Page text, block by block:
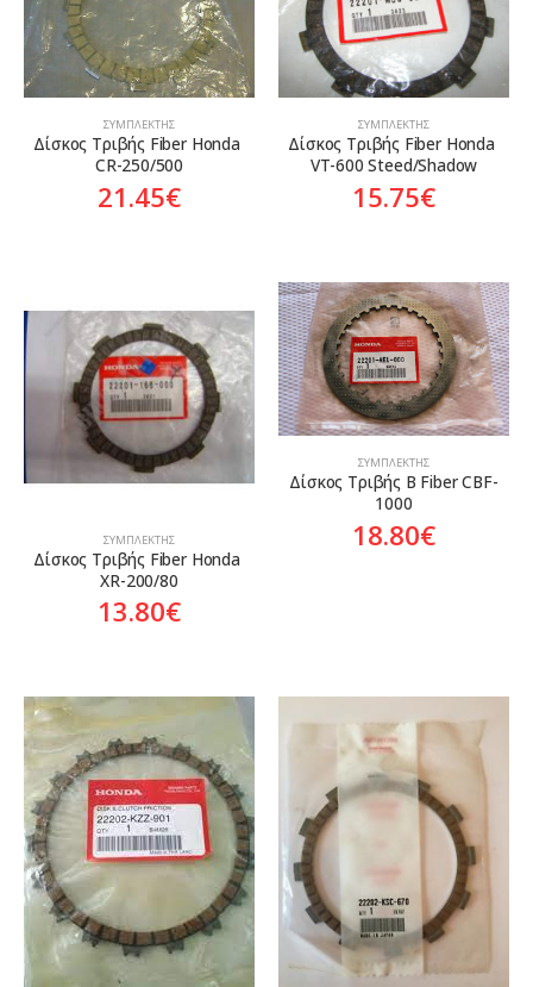
ΣΥΜΠΛΈΚΤΗΣ
Δίσκος Τριβής Fiber Honda
CR-250/500
21.45€
ΣΥΜΠΛΈΚΤΗΣ
Δίσκος Τριβής Fiber Honda
VT-600 Steed/Shadow
15.75€
ΣΥΜΠΛΈΚΤΗΣ
Δίσκος Τριβής Fiber Honda
XR-200/80
13.80€
ΣΥΜΠΛΈΚΤΗΣ
Δίσκος Τριβής Β Fiber CBF-
1000
18.80€